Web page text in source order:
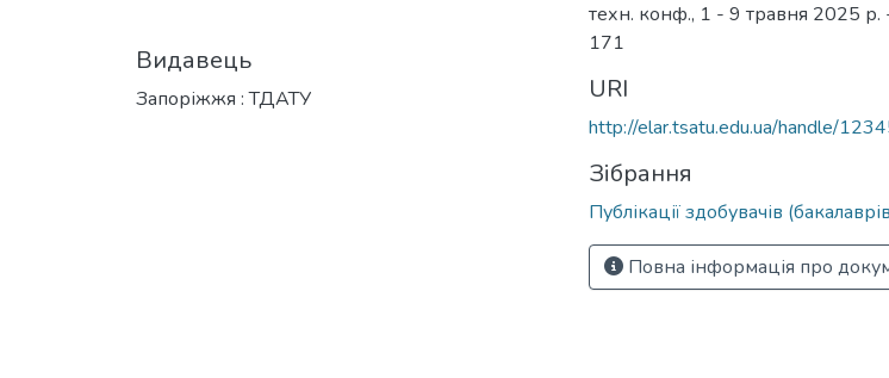
Видавець
Запоріжжя : ТДАТУ
техн. конф., 1 - 9 травня 2025
171
URI
http://elar.tsatu.edu.ua/handle/
Зібрання
Публікації здобувачів
Повна інформація про